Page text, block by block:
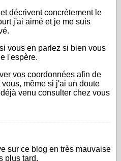
décrivent concrètement le
j'ai aimé et je me suis
vous en parlez si bien vous
l'espère.
vos coordonnées afin de
même si j'ai un doute
venu consulter chez vous
sur ce blog en très mauvaise
plus tard.